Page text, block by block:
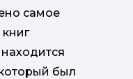
самое
был